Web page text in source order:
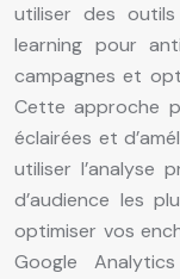
utiliser des
learning pour
campagnes et
Cette approche
éclairées et
utiliser l’analyse
d’audience les
optimiser vos
Google